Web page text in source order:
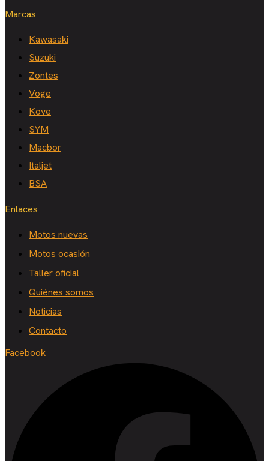
Marcas
Kawasaki
Suzuki
Zontes
Voge
Kove
SYM
Macbor
Italjet
BSA
Enlaces
Motos nuevas
Motos ocasión
Taller oficial
Quiénes somos
Noticias
Contacto
Facebook